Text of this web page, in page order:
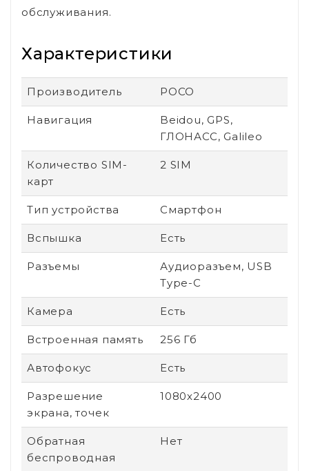
обслуживания.
Характеристики
Производитель POCO
Навигация
Beidou, GPS,
ГЛОНАСС, Galileo
Количество SIM-
карт
2 SIM
Тип устройства Смартфон
Вспышка Есть
Разъемы
Аудиоразъем, USB
Type-C
Камера Есть
Встроенная память 256 Гб
Автофокус Есть
Разрешение
экрана, точек
1080х2400
Обратная
беспроводная
Нет